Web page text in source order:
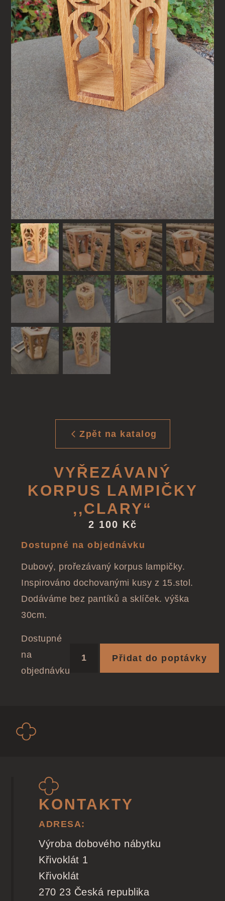
Zpět na katalog
VYŘEZÁVANÝ
KORPUS LAMPIČKY
,,CLARY“
2 100 Kč
Dostupné na objednávku
Dubový, prořezávaný korpus lampičky.
Inspirováno dochovanými kusy z 15.stol.
Dodáváme bez pantíků a sklíček. výška
30cm.
Dostupné
na
objednávku
Přidat do poptávky
KONTAKTY
ADRESA:
Výroba dobového nábytku
Křivoklát 1
Křivoklát
270 23 Česká republika